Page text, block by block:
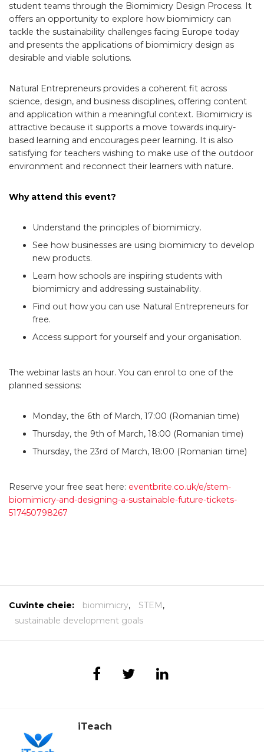
student teams through the Biomimicry Design Process. It
offers an opportunity to explore how biomimicry can
tackle the sustainability challenges facing Europe today
and presents the applications of biomimicry design as
desirable and viable solutions.
Natural Entrepreneurs provides a coherent fit across
science, design, and business disciplines, offering content
and application within a meaningful context. Biomimicry is
attractive because it supports a move towards inquiry-
based learning and encourages peer learning. It is also
satisfying for teachers wishing to make use of the outdoor
environment and reconnect their learners with nature.
Why attend this event?
Understand the principles of biomimicry.
See how businesses are using biomimicry to develop
new products.
Learn how schools are inspiring students with
biomimicry and addressing sustainability.
Find out how you can use Natural Entrepreneurs for
free.
Access support for yourself and your organisation.
The webinar lasts an hour. You can enrol to one of the
planned sessions:
Monday, the 6th of March, 17:00 (Romanian time)
Thursday, the 9th of March, 18:00 (Romanian time)
Thursday, the 23rd of March, 18:00 (Romanian time)
Reserve your free seat here: eventbrite.co.uk/e/stem-
biomimicry-and-designing-a-sustainable-future-tickets-
517450798267
Cuvinte cheie: biomimicry, STEM,
sustainable development goals
iTeach